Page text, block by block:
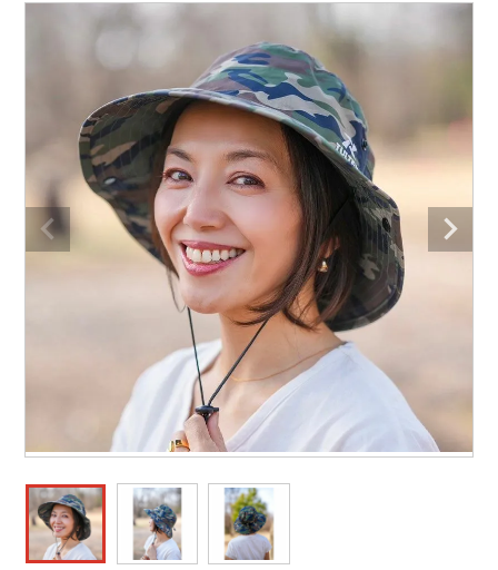
事務服・オフィスウェア
防寒着
作業用手袋
アウトドア・スポーツ
コンプレッションウェア
安全保護具
アシックス安全靴ランキング
ミズノ安全靴ランキング
作業着ランキング
アウトドアウェアランキング
空調服ランキング
コンプレッションウェアランキング
作業用ポロシャツランキング
アイズフロンティア TSDESIGN
アイトス株式会社
コーコス ジーベック
桑和
クレヒフク
マック
住商モンブラン ボンマックス
GUSH FORCE CUP
大工・鳶作業服
農作業服
電気・設備作業服
配達・営業作業服
DIY・日曜大工作業服
飲食店ユニフォーム
運送・倉庫作業服